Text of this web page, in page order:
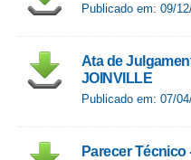
Publicado em: 09/
Ata de
JOINVILLE​
Publicado em: 07/
Parecer